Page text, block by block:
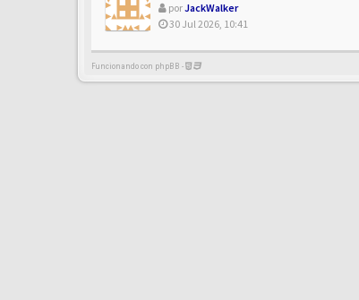
porJackWalker
30 Jul 2026, 10:41
Funcionando con phpBB -